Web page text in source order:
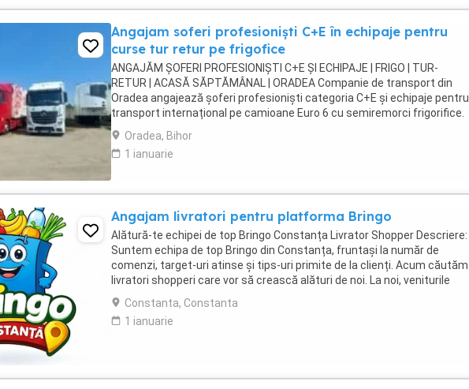
Angajam soferi profesioniști C+E în echipaje pentru
curse tur retur pe frigofice
ANGAJĂM ȘOFERI PROFESIONIȘTI C+E ȘI ECHIPAJE | FRIGO | TUR-
RETUR | ACASĂ SĂPTĂMÂNAL | ORADEA Companie de transport din
Oradea angajează șoferi profesioniști categoria C+E și echipaje pentru
transport internațional pe camioane Euro 6 cu semiremorci frigorifice.
Căutăm persoane serioase, responsabile ...
Oradea, Bihor
1 ianuarie
Angajam livratori pentru platforma Bringo
Alătură-te echipei de top Bringo Constanța Livrator Shopper Descriere:
Suntem echipa de top Bringo din Constanța, fruntași la număr de
comenzi, target-uri atinse și tips-uri primite de la clienți. Acum căutăm
livratori shopperi care vor să crească alături de noi. La noi, veniturile
cresc odată cu ...
Constanta, Constanta
1 ianuarie